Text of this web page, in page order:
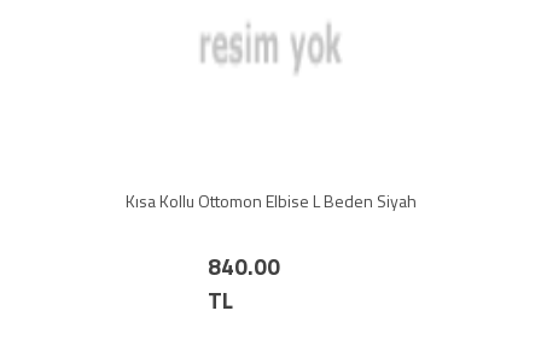
Kısa Kollu Ottomon Elbise L Beden Siyah
840.00
TL